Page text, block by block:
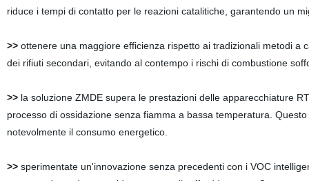
riduce i tempi di contatto per le reazioni catalitiche, garantendo un
>>ottenere una maggiore efficienza rispetto ai tradizionali metodi a
dei rifiuti secondari, evitando al contempo i rischi di combustione
>>la soluzione ZMDE supera le prestazioni delle apparecchiature
processo di ossidazione senza fiamma a bassa temperatura.
notevolmente il consumo energetico.
>>sperimentate un'innovazione senza precedenti con i VOC